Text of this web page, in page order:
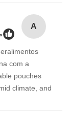
The matte
logo
A
com a
pouches
climate, and